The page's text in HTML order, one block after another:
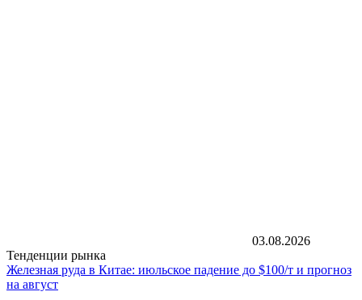
03.08.2026
Тенденции рынка
Железная руда в Китае: июльское падение до $100/т и прогноз
на август